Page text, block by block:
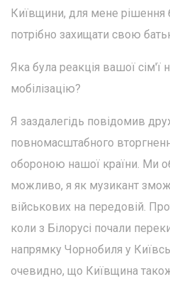
Київщини, для мене
потрібно захищати свою
Яка була реакція вашої
мобілізацію?
Я заздалегідь повідомив
повномасштабного
обороною нашої країни. Ми
можливо, я як музикант
військових на передовій.
коли з Білорусі почали
напрямку Чорнобиля у
очевидно, що Київщина